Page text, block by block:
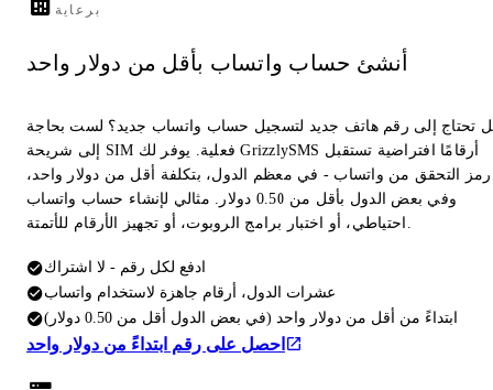
برعاية
أنشئ حساب واتساب بأقل من دولار واحد
تحتاج إلى رقم هاتف جديد لتسجيل حساب واتساب جديد؟ لست بحاجة
إلى شريحة SIM فعلية. يوفر لك GrizzlySMS أرقامًا افتراضية تستقبل
رمز التحقق من واتساب - في معظم الدول، بتكلفة أقل من دولار واحد،
وفي بعض الدول بأقل من 0.50 دولار. مثالي لإنشاء حساب واتساب
احتياطي، أو اختبار برامج الروبوت، أو تجهيز الأرقام للأتمتة.
ادفع لكل رقم - لا اشتراك
عشرات الدول، أرقام جاهزة لاستخدام واتساب
ابتداءً من أقل من دولار واحد (في بعض الدول أقل من 0.50 دولار)
احصل على رقم ابتداءً من دولار واحد